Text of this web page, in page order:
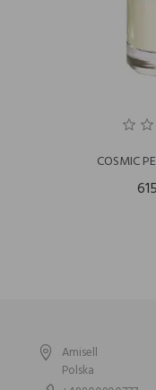
COSMIC
Amisell
Polska